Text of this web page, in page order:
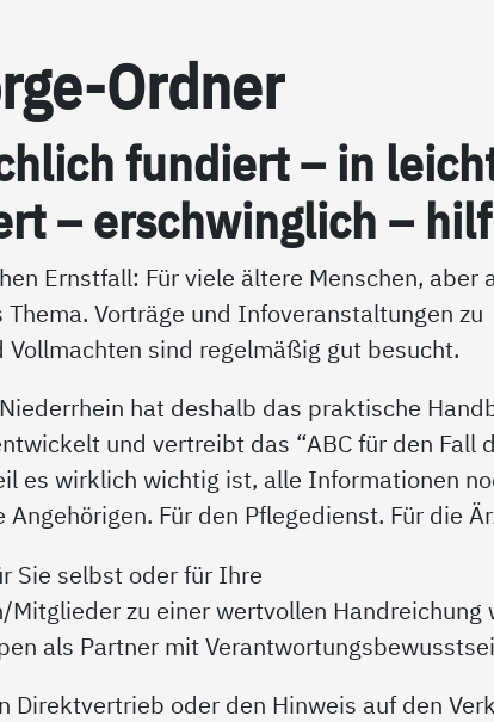
Ord­ner
fun­diert – in
– er­schwing­lich –
Ernstfall: Für viele ältere Menschen, aber
Vorträge und Infoveranstaltungen zu
Vollmachten sind regelmäßig gut besucht.
hat deshalb das praktische
und vertreibt das “ABC für den Fall
es wirklich wichtig ist, alle Informationen
Angehörigen. Für den Pflegedienst. Für die
Sie selbst oder für Ihre
zu einer wertvollen Handreichung
als Partner mit
Direktvertrieb oder den Hinweis auf den